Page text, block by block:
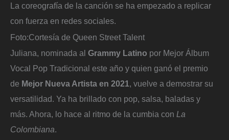
La coreografía de la canción se ha empezado a replicar
con fuerza en redes sociales.
Foto:Cortesía de Queen Street Talent
Juliana, nominada al Grammy Latino por Mejor Álbum
Vocal Pop Tradicional este año y quien ganó el premio
de Mejor Nueva Artista en 2021, vuelve a demostrar su
versatilidad. Ya ha brillado con pop, salsa, baladas y
más. Ahora, lo hace al ritmo de la cumbia con La
Colombiana.